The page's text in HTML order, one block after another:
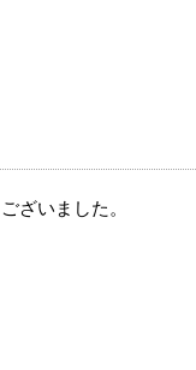
ざいました。